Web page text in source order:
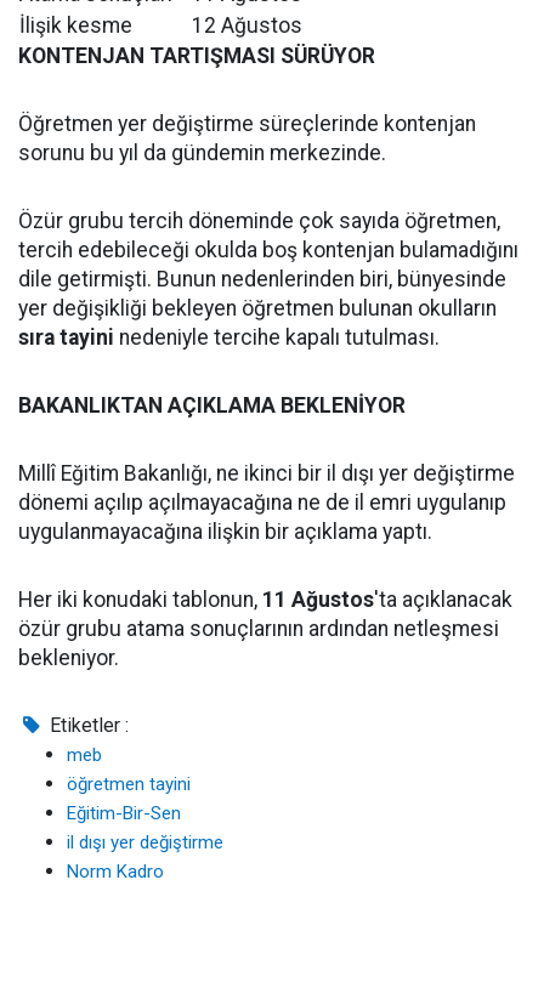
İlişik kesme
12 Ağustos
KONTENJAN TARTIŞMASI SÜRÜYOR
Öğretmen yer değiştirme süreçlerinde kontenjan
sorunu bu yıl da gündemin merkezinde.
Özür grubu tercih döneminde çok sayıda öğretmen,
tercih edebileceği okulda boş kontenjan bulamadığını
dile getirmişti. Bunun nedenlerinden biri, bünyesinde
yer değişikliği bekleyen öğretmen bulunan okulların
sıra tayini nedeniyle tercihe kapalı tutulması.
BAKANLIKTAN AÇIKLAMA BEKLENİYOR
Millî Eğitim Bakanlığı, ne ikinci bir il dışı yer değiştirme
dönemi açılıp açılmayacağına ne de il emri uygulanıp
uygulanmayacağına ilişkin bir açıklama yaptı.
Her iki konudaki tablonun, 11 Ağustos'ta açıklanacak
özür grubu atama sonuçlarının ardından netleşmesi
bekleniyor.
Etiketler :
meb
öğretmen tayini
Eğitim-Bir-Sen
il dışı yer değiştirme
Norm Kadro